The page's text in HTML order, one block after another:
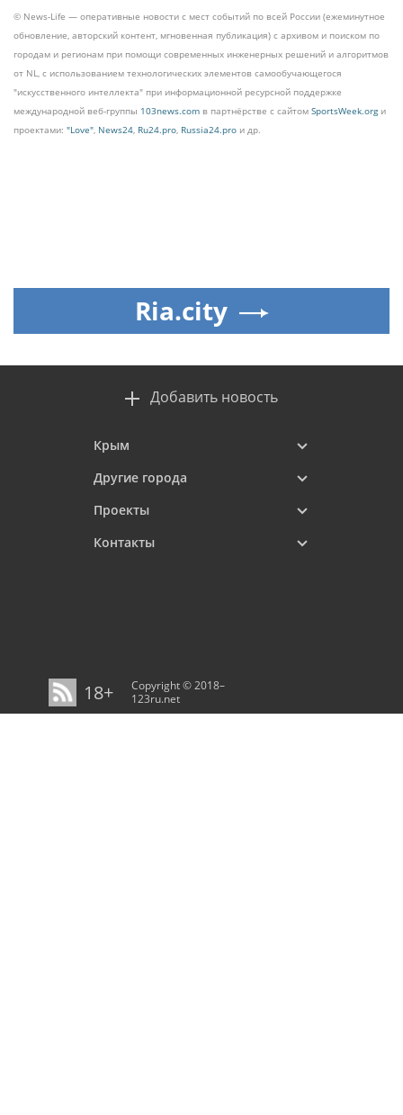
© News-Life — оперативные новости с мест событий по всей России (ежеминутное
обновление, авторский контент, мгновенная публикация) с архивом и поиском по
городам и регионам при помощи современных инженерных решений и алгоритмов
от NL, с использованием технологических элементов самообучающегося
"искусственного интеллекта" при информационной ресурсной поддержке
международной веб-группы 103news.com в партнёрстве с сайтом SportsWeek.orgи
проектами: "Love", News24, Ru24.pro, Russia24.pro и др.
Ria.city
Добавить новость
Крым
Другие города
Проекты
Контакты
18+
Copyright © 2018–
123ru.net